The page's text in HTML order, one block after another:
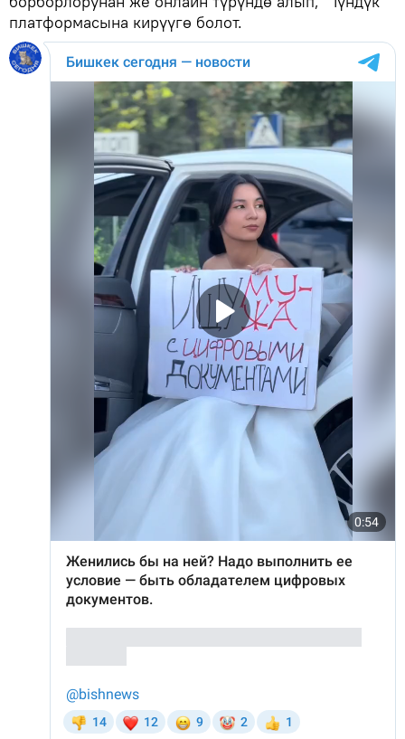
платформасына кирүүгө болот.